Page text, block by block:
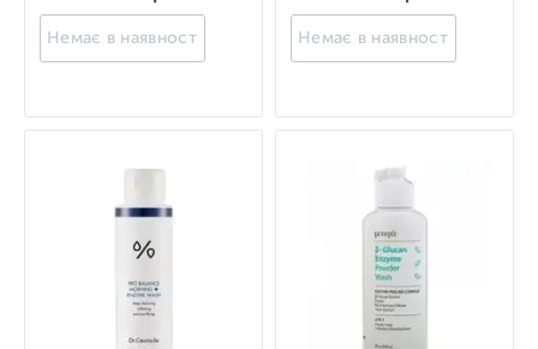
Немає в наявності Немає в наявності